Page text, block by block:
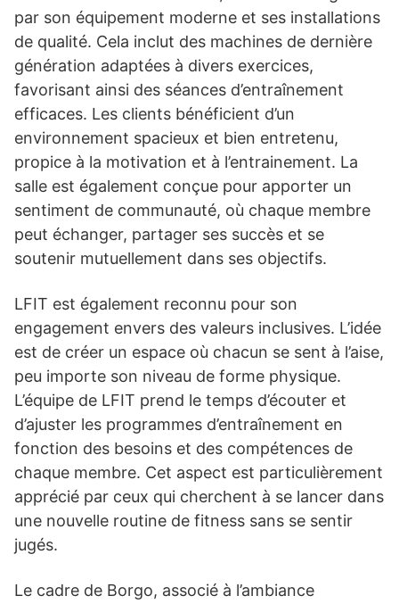
par son équipement moderne et ses installations
de qualité. Cela inclut des machines de dernière
génération adaptées à divers exercices,
favorisant ainsi des séances d’entraînement
efficaces. Les clients bénéficient d’un
environnement spacieux et bien entretenu,
propice à la motivation et à l’entrainement. La
salle est également conçue pour apporter un
sentiment de communauté, où chaque membre
peut échanger, partager ses succès et se
soutenir mutuellement dans ses objectifs.
LFIT est également reconnu pour son
engagement envers des valeurs inclusives. L’idée
est de créer un espace où chacun se sent à l’aise,
peu importe son niveau de forme physique.
L’équipe de LFIT prend le temps d’écouter et
d’ajuster les programmes d’entraînement en
fonction des besoins et des compétences de
chaque membre. Cet aspect est particulièrement
apprécié par ceux qui cherchent à se lancer dans
une nouvelle routine de fitness sans se sentir
jugés.
Le cadre de Borgo, associé à l’ambiance